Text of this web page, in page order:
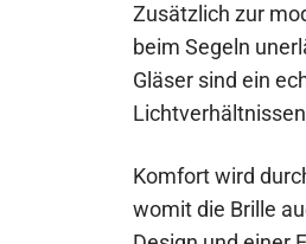
Zusätzlich zur
beim Segeln
Gläser sind ein
Komfort wird
womit die Brille